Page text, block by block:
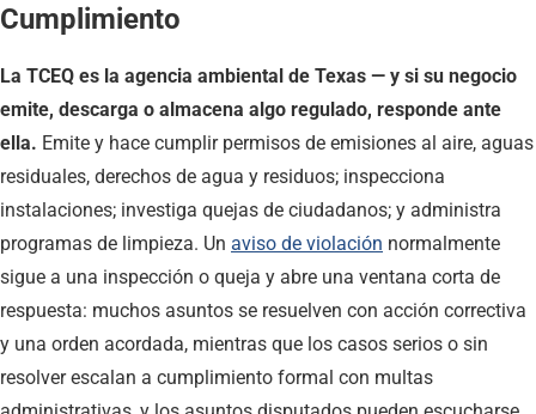
Cumplimiento
La TCEQ es la agencia ambiental de Texas — y si su negocio
emite, descarga o almacena algo regulado, responde ante
ella. Emite y hace cumplir permisos de emisiones al aire, aguas
residuales, derechos de agua y residuos; inspecciona
instalaciones; investiga quejas de ciudadanos; y administra
programas de limpieza. Un aviso de violación normalmente
sigue a una inspección o queja y abre una ventana corta de
respuesta: muchos asuntos se resuelven con acción correctiva
y una orden acordada, mientras que los casos serios o sin
resolver escalan a cumplimiento formal con multas